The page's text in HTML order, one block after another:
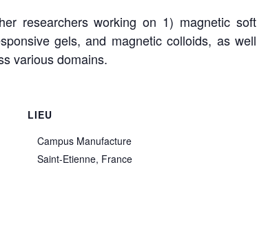
researchers working on 1) magnetic soft
gels, and magnetic colloids, as well
various domains.
LIEU
Campus Manufacture
Saint-Etienne, France